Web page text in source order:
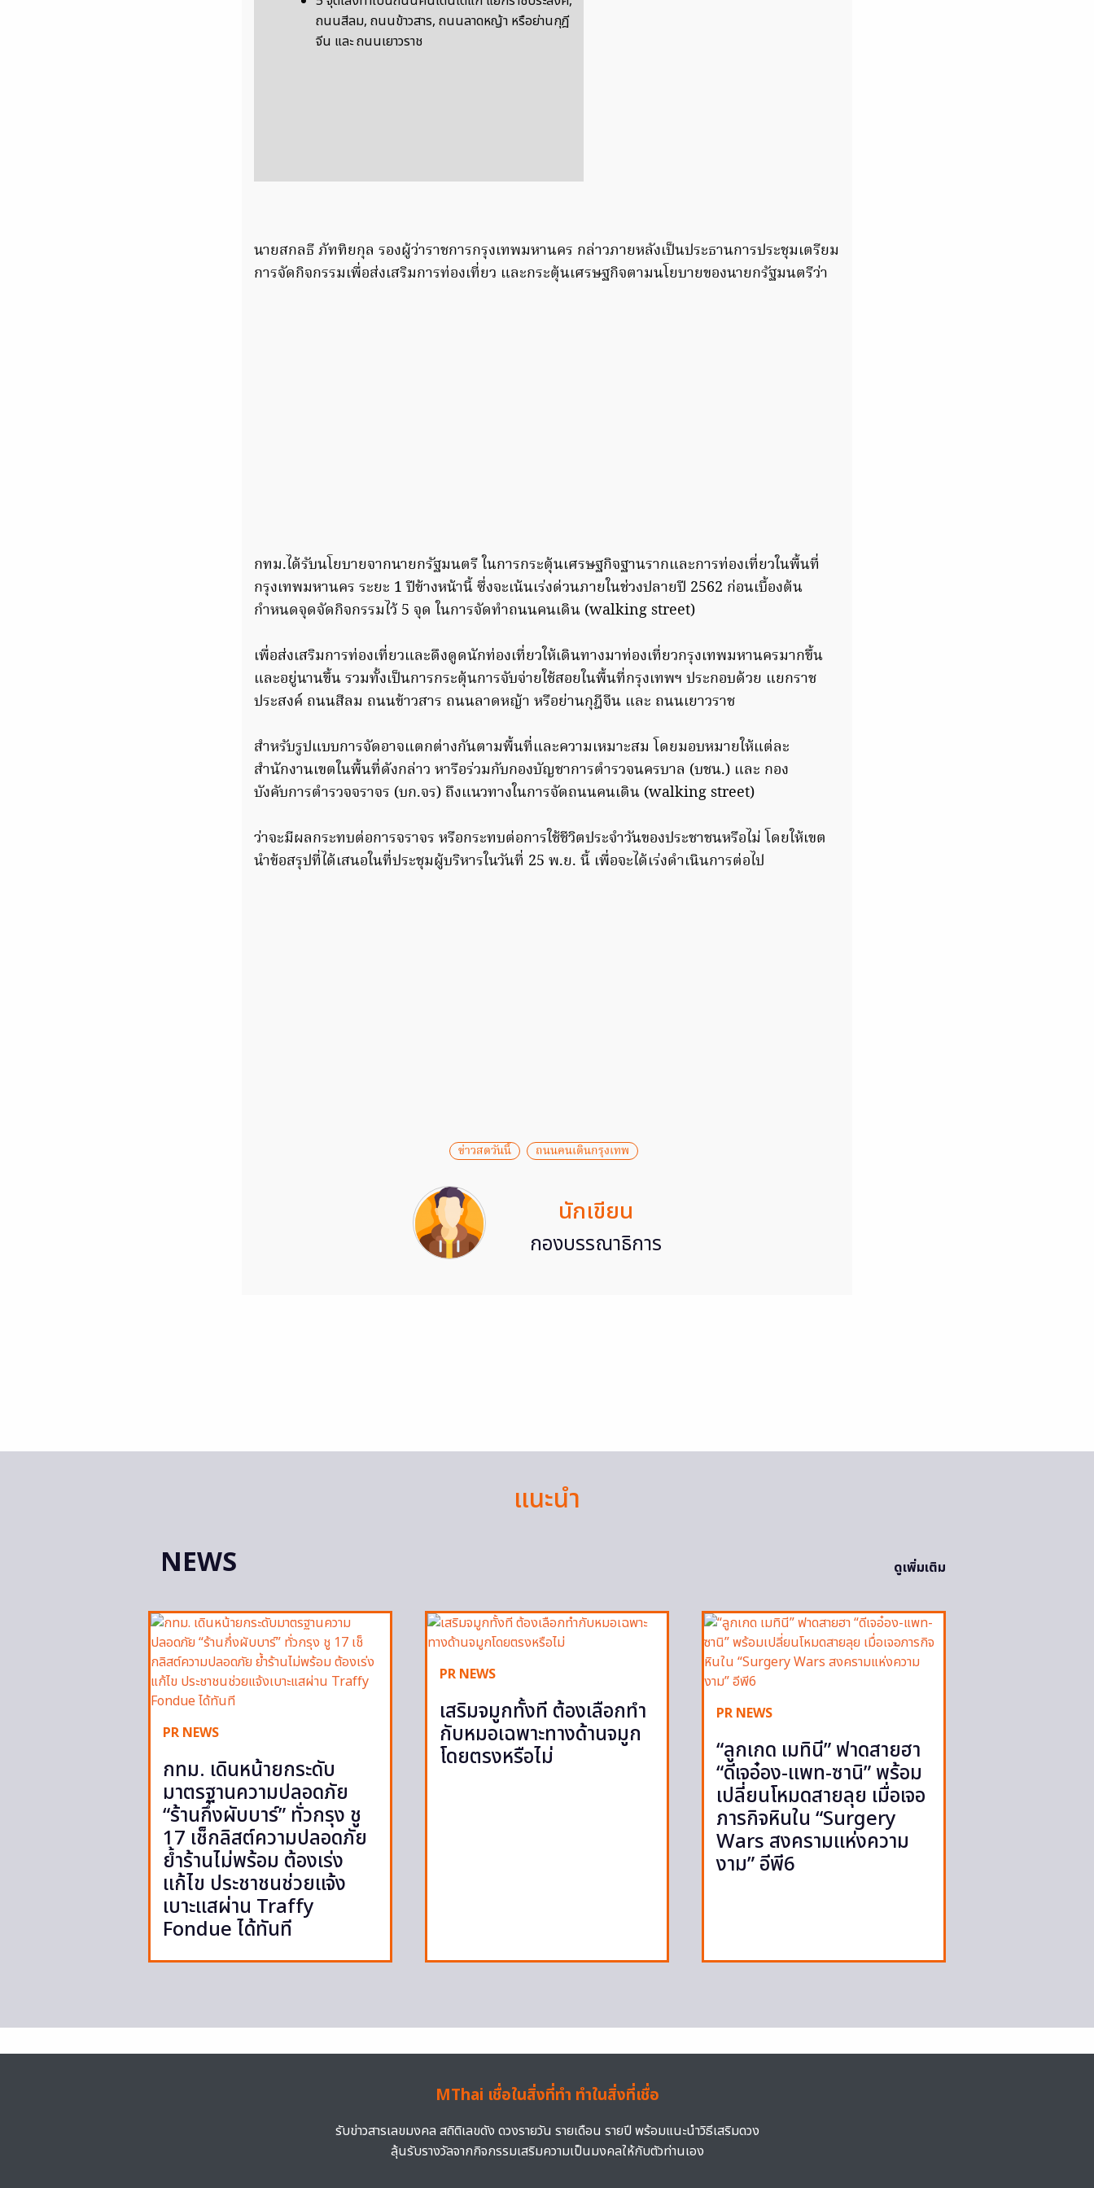
ถนนสีลม, ถนนข้าวสาร, ถนนลาดหญ้า หรือย่านกุฎี
จีน และ ถนนเยาวราช
นายสกลธี ภัททิยกุล รองผู้ว่าราชการกรุงเทพมหานคร กล่าวภายหลังเป็นประธานการประชุมเตรียม
การจัดกิจกรรมเพื่อส่งเสริมการท่องเที่ยว และกระตุ้นเศรษฐกิจตามนโยบายของนายกรัฐมนตรีว่า
กทม.ได้รับนโยบายจากนายกรัฐมนตรี ในการกระตุ้นเศรษฐกิจฐานรากและการท่องเที่ยวในพื้นที่
กรุงเทพมหานคร ระยะ 1 ปีข้างหน้านี้ ซึ่งจะเน้นเร่งด่วนภายในช่วงปลายปี 2562 ก่อนเบื้องต้น
กำหนดจุดจัดกิจกรรมไว้ 5 จุด ในการจัดทำถนนคนเดิน (walking street)
เพื่อส่งเสริมการท่องเที่ยวและดึงดูดนักท่องเที่ยวให้เดินทางมาท่องเที่ยวกรุงเทพมหานครมากขึ้น
และอยู่นานขึ้น รวมทั้งเป็นการกระตุ้นการจับจ่ายใช้สอยในพื้นที่กรุงเทพฯ ประกอบด้วย แยกราช
ประสงค์ ถนนสีลม ถนนข้าวสาร ถนนลาดหญ้า หรือย่านกุฎีจีน และ ถนนเยาวราช
สำหรับรูปแบบการจัดอาจแตกต่างกันตามพื้นที่และความเหมาะสม โดยมอบหมายให้แต่ละ
สำนักงานเขตในพื้นที่ดังกล่าว หารือร่วมกับกองบัญชาการตำรวจนครบาล (บชน.) และ กอง
บังคับการตำรวจจราจร (บก.จร) ถึงแนวทางในการจัดถนนคนเดิน (walking street)
ว่าจะมีผลกระทบต่อการจราจร หรือกระทบต่อการใช้ชีวิตประจำวันของประชาชนหรือไม่ โดยให้เขต
นำข้อสรุปที่ได้เสนอในที่ประชุมผู้บริหารในวันที่ 25 พ.ย. นี้ เพื่อจะได้เร่งดำเนินการต่อไป
ข่าวสดวันนี้ ถนนคนเดินกรุงเทพ
นักเขียน
กองบรรณาธิการ
แนะนำ
NEWS
ดูเพิ่มเติม
PR NEWS
กทม. เดินหน้ายกระดับ
มาตรฐานความปลอดภัย
“ร้านกึ่งผับบาร์” ทั่วกรุง ชู
17 เช็กลิสต์ความปลอดภัย
ย้ำร้านไม่พร้อม ต้องเร่ง
แก้ไข ประชาชนช่วยแจ้ง
เบาะแสผ่าน Traffy
Fondue ได้ทันที
PR NEWS
เสริมจมูกทั้งที ต้องเลือกทำ
กับหมอเฉพาะทางด้านจมูก
โดยตรงหรือไม่
PR NEWS
“ลูกเกด เมทินี” ฟาดสายฮา
“ดีเจอ๋อง-แพท-ซานิ” พร้อม
เปลี่ยนโหมดสายลุย เมื่อเจอ
ภารกิจหินใน “Surgery
Wars สงครามแห่งความ
งาม” อีพี6
MThai เชื่อในสิ่งที่ทำ ทำในสิ่งที่เชื่อ
รับข่าวสารเลขมงคล สถิติเลขดัง ดวงรายวัน รายเดือน รายปี พร้อมแนะนำวิธีเสริมดวง
ลุ้นรับรางวัลจากกิจกรรมเสริมความเป็นมงคลให้กับตัวท่านเอง